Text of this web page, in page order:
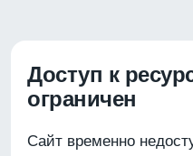
Доступ к
ограничен
Сайт временно